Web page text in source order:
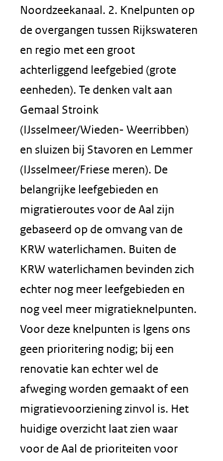
Noordzeekanaal. 2. Knelpunten op
de overgangen tussen Rijkswateren
en regio met een groot
achterliggend leefgebied (grote
eenheden). Te denken valt aan
Gemaal Stroink
(IJsselmeer/Wieden- Weerribben)
en sluizen bij Stavoren en Lemmer
(IJsselmeer/Friese meren). De
belangrijke leefgebieden en
migratieroutes voor de Aal zijn
gebaseerd op de omvang van de
KRW waterlichamen. Buiten de
KRW waterlichamen bevinden zich
echter nog meer leefgebieden en
nog veel meer migratieknelpunten.
Voor deze knelpunten is lgens ons
geen prioritering nodig; bij een
renovatie kan echter wel de
afweging worden gemaakt of een
migratievoorziening zinvol is. Het
huidige overzicht laat zien waar
voor de Aal de prioriteiten voor